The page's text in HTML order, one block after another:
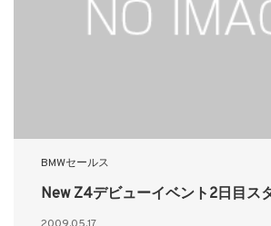
BMWセールス
New Z4デビューイベント2日目ス